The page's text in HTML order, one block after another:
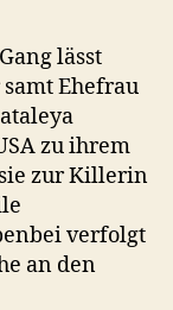
lässt
Ehefrau
zu ihrem
zur Killerin
verfolgt
an den